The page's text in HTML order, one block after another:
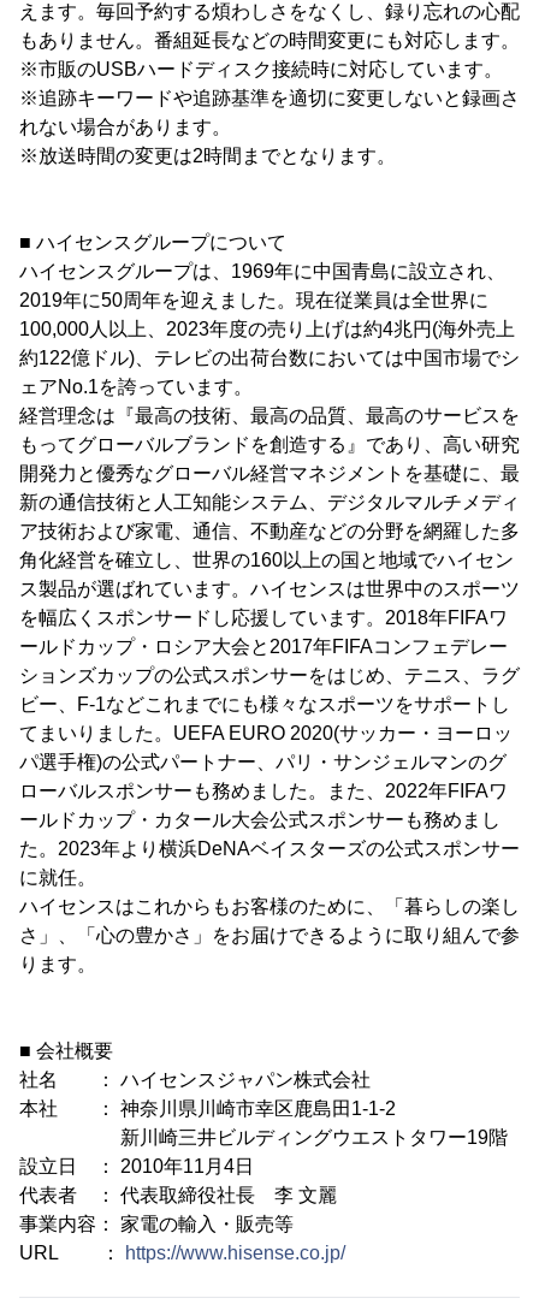
えます。毎回予約する煩わしさをなくし、録り忘れの心配
もありません。番組延長などの時間変更にも対応します。
※市販のUSBハードディスク接続時に対応しています。
※追跡キーワードや追跡基準を適切に変更しないと録画さ
れない場合があります。
※放送時間の変更は2時間までとなります。
■ ハイセンスグループについて
ハイセンスグループは、1969年に中国青島に設立され、
2019年に50周年を迎えました。現在従業員は全世界に
100,000人以上、2023年度の売り上げは約4兆円(海外売上
約122億ドル)、テレビの出荷台数においては中国市場でシ
ェアNo.1を誇っています。
経営理念は『最高の技術、最高の品質、最高のサービスを
もってグローバルブランドを創造する』であり、高い研究
開発力と優秀なグローバル経営マネジメントを基礎に、最
新の通信技術と人工知能システム、デジタルマルチメディ
ア技術および家電、通信、不動産などの分野を網羅した多
角化経営を確立し、世界の160以上の国と地域でハイセン
ス製品が選ばれています。ハイセンスは世界中のスポーツ
を幅広くスポンサードし応援しています。2018年FIFAワ
ールドカップ・ロシア大会と2017年FIFAコンフェデレー
ションズカップの公式スポンサーをはじめ、テニス、ラグ
ビー、F-1などこれまでにも様々なスポーツをサポートし
てまいりました。UEFA EURO 2020(サッカー・ヨーロッ
パ選手権)の公式パートナー、パリ・サンジェルマンのグ
ローバルスポンサーも務めました。また、2022年FIFAワ
ールドカップ・カタール大会公式スポンサーも務めまし
た。2023年より横浜DeNAベイスターズの公式スポンサー
に就任。
ハイセンスはこれからもお客様のために、「暮らしの楽し
さ」、「心の豊かさ」をお届けできるように取り組んで参
ります。
■ 会社概要
社名 ： ハイセンスジャパン株式会社
本社 ： 神奈川県川崎市幸区鹿島田1-1-2
新川崎三井ビルディングウエストタワー19階
設立日 ： 2010年11月4日
代表者 ： 代表取締役社長 李 文麗
事業内容： 家電の輸入・販売等
URL ：
https://www.hisense.co.jp/